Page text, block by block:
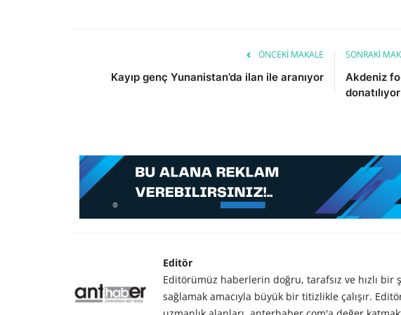
ÖNCEKI MAKALE
Kayıp genç Yunanistan’da ilan ile aranıyor
SONRAKI
Akdeniz
donatılıyor
Editör
Editörümüz haberlerin doğru, tarafsız ve hızlı bir
sağlamak amacıyla büyük bir titizlikle çalışır.